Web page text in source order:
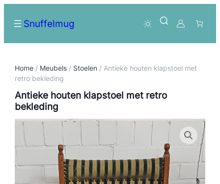
Snuffelmug
Home / Meubels / Stoelen / Antieke houten klapstoel met
retro bekleding
Antieke houten klapstoel met retro
bekleding